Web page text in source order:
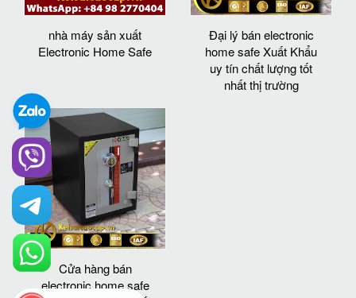
nhà máy sản xuất
Electronic Home Safe
Đại lý bán electronic
home safe Xuất Khẩu
uy tín chất lượng tốt
nhất thị trường
Cửa hàng bán
electronic home safe